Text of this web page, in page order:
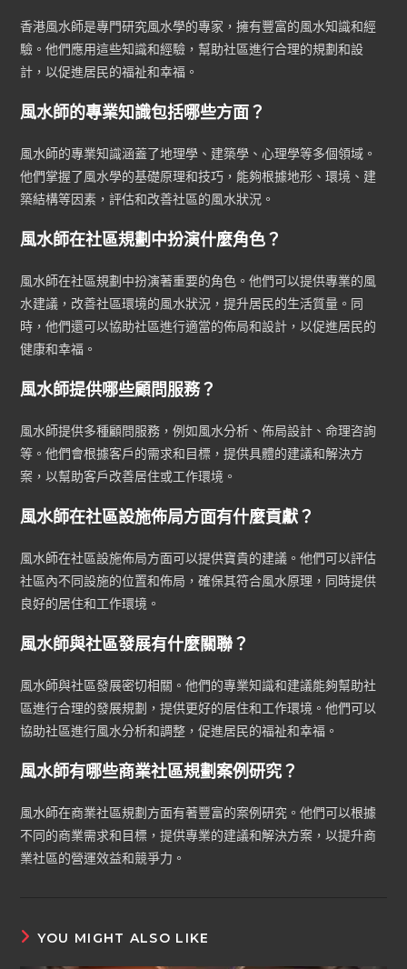
香港風水師是專門研究風水學的專家，擁有豐富的風水知識和經
驗。他們應用這些知識和經驗，幫助社區進行合理的規劃和設
計，以促進居民的福祉和幸福。
風水師的專業知識包括哪些方面？
風水師的專業知識涵蓋了地理學、建築學、心理學等多個領域。
他們掌握了風水學的基礎原理和技巧，能夠根據地形、環境、建
築結構等因素，評估和改善社區的風水狀況。
風水師在社區規劃中扮演什麼角色？
風水師在社區規劃中扮演著重要的角色。他們可以提供專業的風
水建議，改善社區環境的風水狀況，提升居民的生活質量。同
時，他們還可以協助社區進行適當的佈局和設計，以促進居民的
健康和幸福。
風水師提供哪些顧問服務？
風水師提供多種顧問服務，例如風水分析、佈局設計、命理咨詢
等。他們會根據客戶的需求和目標，提供具體的建議和解決方
案，以幫助客戶改善居住或工作環境。
風水師在社區設施佈局方面有什麼貢獻？
風水師在社區設施佈局方面可以提供寶貴的建議。他們可以評估
社區內不同設施的位置和佈局，確保其符合風水原理，同時提供
良好的居住和工作環境。
風水師與社區發展有什麼關聯？
風水師與社區發展密切相關。他們的專業知識和建議能夠幫助社
區進行合理的發展規劃，提供更好的居住和工作環境。他們可以
協助社區進行風水分析和調整，促進居民的福祉和幸福。
風水師有哪些商業社區規劃案例研究？
風水師在商業社區規劃方面有著豐富的案例研究。他們可以根據
不同的商業需求和目標，提供專業的建議和解決方案，以提升商
業社區的營運效益和競爭力。
YOU MIGHT ALSO LIKE